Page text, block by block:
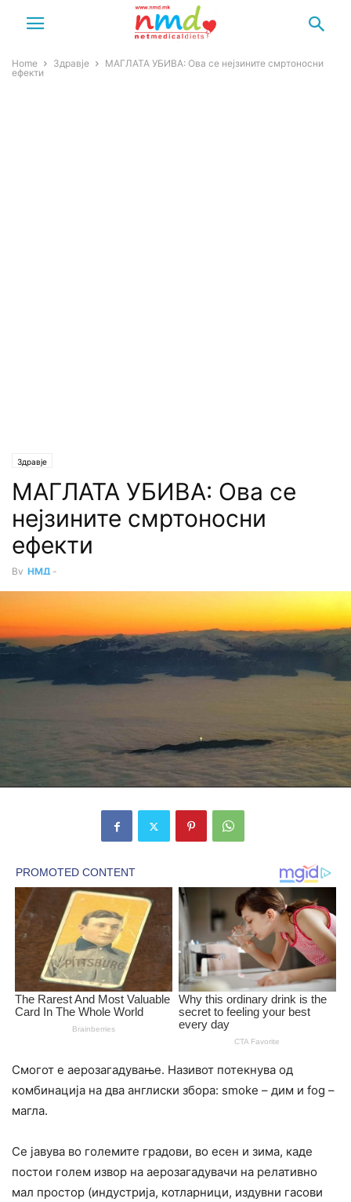
Home Здравје
МАГЛАТА УБИВА: Ова се нејзините смртоносни
ефекти
Здравје
МАГЛАТА УБИВА: Ова се
нејзините смртоносни
ефекти
By НМД -
Смогот е аерозагадување. Називот потекнува од
комбинација на два англиски збора: smoke – дим и fog –
магла.
Се јавува во големите градови, во есен и зима, каде
постои голем извор на аерозагадувачи на релативно
мал простор (индустрија, котларници, издувни гасови